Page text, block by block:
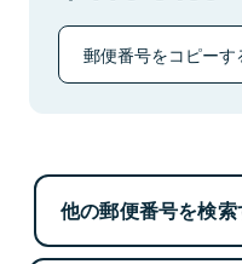
郵便番号をコピーす
他の郵便番号を検索